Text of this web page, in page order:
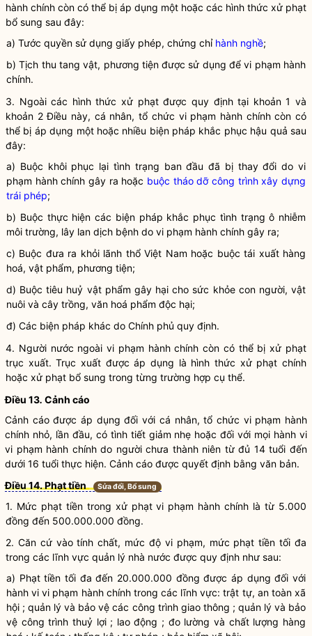
hành chính còn có thể bị áp dụng một hoặc các hình thức xử phạt
bổ sung sau đây:
a) Tước quyền sử dụng giấy phép, chứng chỉ hành nghề;
b) Tịch thu tang vật, phương tiện được sử dụng đểvi phạm hành
chính.
3. Ngoài các hình thức xử phạt được quy định tại khoản 1 và
khoản 2 Điều này, cá nhân,tổ chức vi phạm hành chínhcòn có
thể bị áp dụng một hoặc nhiều biện pháp khắc phục hậu quả sau
đây:
a) Buộc khôi phục lại tình trạng ban đầu đã bị thay đổi do vi
phạm hành chính gây ra hoặc buộc tháo dỡ công trình xây dựng
trái phép;
b) Buộc thực hiện các biện pháp khắc phục tình trạng ô nhiễm
môi trường, lây lan dịch bệnh do vi phạm hành chính gây ra;
c) Buộc đưa ra khỏi lãnh thổ Việt Nam hoặc buộc tái xuất hàng
hoá, vật phẩm, phương tiện;
d) Buộc tiêu huỷ vật phẩm gây hại cho sức khỏe con người, vật
nuôi và cây trồng, văn hoá phẩm độc hại;
đ) Các biện pháp khác do Chính phủ quy định.
4. Người nước ngoàivi phạm hành chính còn có thể bị xử phạt
trục xuất. Trục xuất được áp dụng là hình thức xử phạt chính
hoặc xử phạt bổ sung trong từng trường hợp cụ thể.
Điều 13. Cảnh cáo
Cảnh cáo được áp dụng đối với cá nhân,tổ chức vi phạm hành
chính nhỏ, lần đầu, có tình tiết giảm nhẹ hoặc đối với mọi hành vi
vi phạm hành chínhdo người chưa thành niên từ đủ 14 tuổi đến
dưới 16 tuổi thực hiện. Cảnh cáo được quyết định bằng văn bản.
Điều 14.Phạt tiền Sửa đổi, Bổ sung
1. Mức phạt tiền trong xử phạt vi phạm hành chính là từ 5.000
đồng đến 500.000.000 đồng.
2. Căn cứ vào tính chất, mức độ vi phạm, mức phạt tiền tối đa
trong các lĩnh vực quản lý nhà nước được quy định như sau:
a) Phạt tiền tối đa đến 20.000.000 đồng được áp dụng đối với
hành vivi phạm hành chínhtrong các lĩnh vực: trật tự, an toàn xã
hội ; quản lý và bảo vệ các công trình giao thông ; quản lý và bảo
vệ công trình thuỷ lợi ; lao động ; đo lường và chất lượng hàng